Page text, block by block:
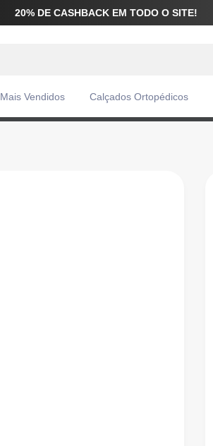
20% DE CASHBACK EM TODO O SITE!
Mais Vendidos Calçados Ortopédicos